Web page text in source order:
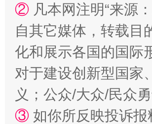
漫山遍野的桃花与雪山、麦地、白藏房
② 凡本网注明“来源
自其它媒体，转载目
化和展示各国的国际
对于建设创新型国家
义；公众/大众/民众
③ 如你所反映投诉